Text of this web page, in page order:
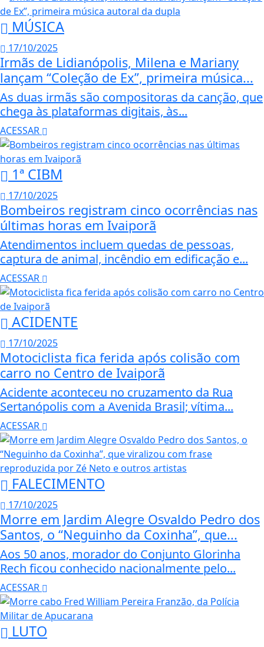
MÚSICA
17/10/2025
Irmãs de Lidianópolis, Milena e Mariany
lançam “Coleção de Ex”, primeira música...
As duas irmãs são compositoras da canção, que
chega às plataformas digitais, às...
ACESSAR
1ª CIBM
17/10/2025
Bombeiros registram cinco ocorrências nas
últimas horas em Ivaiporã
Atendimentos incluem quedas de pessoas,
captura de animal, incêndio em edificação e...
ACESSAR
ACIDENTE
17/10/2025
Motociclista fica ferida após colisão com
carro no Centro de Ivaiporã
Acidente aconteceu no cruzamento da Rua
Sertanópolis com a Avenida Brasil; vítima...
ACESSAR
FALECIMENTO
17/10/2025
Morre em Jardim Alegre Osvaldo Pedro dos
Santos, o “Neguinho da Coxinha”, que...
Aos 50 anos, morador do Conjunto Glorinha
Rech ficou conhecido nacionalmente pelo...
ACESSAR
LUTO